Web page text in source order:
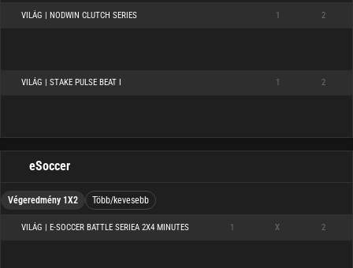
VILÁG | NODWIN CLUTCH SERIES 1 2
VILÁG | STAKE PULSE BEAT I 1 2
eSoccer
Végeredmény 1X2 Több/kevesebb
VILÁG | E-SOCCER BATTLE SERIEA 2X4 MINUTES 1 X 2